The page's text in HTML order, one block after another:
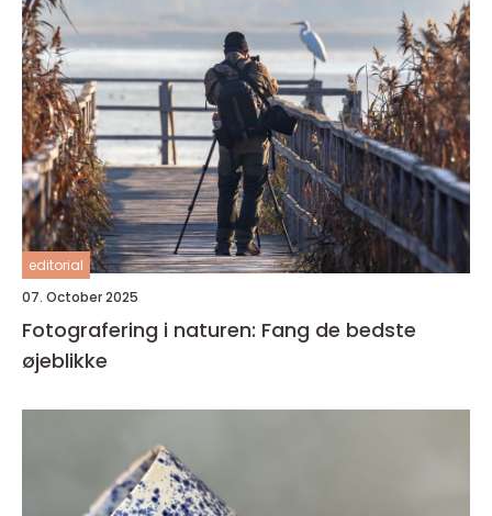
editorial
07. October 2025
Fotografering i naturen: Fang de bedste
øjeblikke